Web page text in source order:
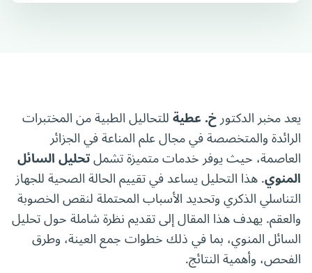
يعد مخبر الدكتورخ. عطيةللتحاليل الطبية من المختبرات
الرائدة والمتخصصة في مجال علم المناعة في الجزائر
العاصمة، حيث يوفر خدمات متميزة تشملتحليل السائل
المنوي. هذا التحليل يساعد في تقييم الحالة الصحية للجهاز
التناسلي الذكري وتحديد الأسباب المحتملة لنقص الخصوبة
والعقم. يهدف هذا المقال إلى تقديم نظرة شاملة حول تحليل
السائل المنوي، بما في ذلك خطوات جمع العينة، وطرق
الفحص، وأهمية النتائج.